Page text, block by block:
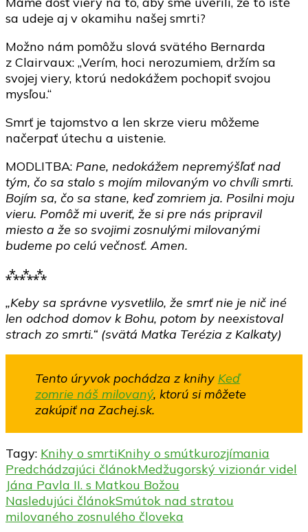
sa udeje aj v okamihu našej smrti?
Možno nám pomôžu slová svätého Bernarda
z Clairvaux: „Verím, hoci nerozumiem, držím sa
svojej viery, ktorú nedokážem pochopiť svojou
mysľou.“
Smrť je tajomstvo a len skrze vieru môžeme
načerpať útechu a uistenie.
MODLITBA: Pane, nedokážem nepremýšľať nad
tým, čo sa stalo s mojím milovaným vo chvíli smrti.
Bojím sa, čo sa stane, keď zomriem ja. Posilni moju
vieru. Pomôž mi uveriť, že si pre nás pripravil
miesto a že so svojimi zosnulými milovanými
budeme po celú večnosť. Amen.
⁂⁂⁂
„Keby sa správne vysvetlilo, že smrť nie je nič iné
len odchod domov k Bohu, potom by neexistoval
strach zo smrti.“ (svätá Matka Terézia z Kalkaty)
Tento úryvok pochádza z knihy Keď
zomrie náš milovaný, ktorú si môžete
zakúpiť na Zachej.sk.
Tagy: Knihy o smrtiKnihy o smútkurozjímania
Navigácia
v
článku
Predchádzajúci článokMedžugorský vizionár videl
Jána Pavla II. s Matkou Božou
Nasledujúci článokSmútok nad stratou
milovaného zosnulého človeka